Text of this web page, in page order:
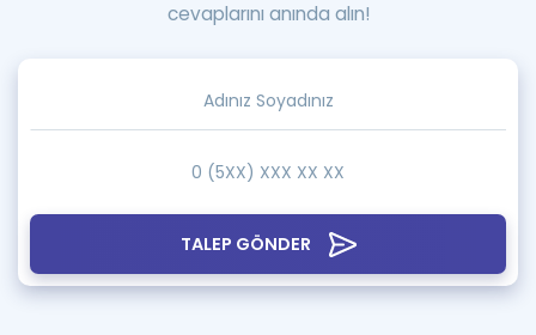
TALEP GÖNDER
cevaplarını anında alın!